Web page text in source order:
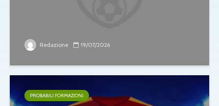
Redazione 19/07/2026
PROBABILI FORMAZIONI